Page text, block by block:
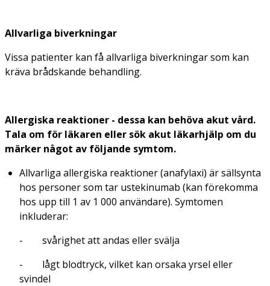
Allvarliga biverkningar
Vissa patienter kan få allvarliga biverkningar som kan
kräva brådskande behandling.
Allergiska reaktioner - dessa kan behöva akut vård.
Tala om för läkaren eller sök akut läkarhjälp om du
märker något av följande symtom.
Allvarliga allergiska reaktioner (anafylaxi) är sällsynta
hos personer som tar ustekinumab (kan förekomma
hos upp till 1 av 1 000 användare). Symtomen
inkluderar:
- svårighet att andas eller svälja
- lågt blodtryck, vilket kan orsaka yrsel eller
svindel